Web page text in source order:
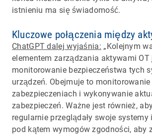
istnieniu ma się świadomość.
Kluczowe połączenia między
ChatGPT dalej wyjaśnia: „Kolejnym
elementem zarządzania aktywami OT
monitorowanie bezpieczeństwa tych
urządzeń. Obejmuje to
zabezpieczeniach i wykonywanie
zabezpieczeń. Ważne jest również,
regularnie przeglądały swoje
pod kątem wymogów zgodności, aby